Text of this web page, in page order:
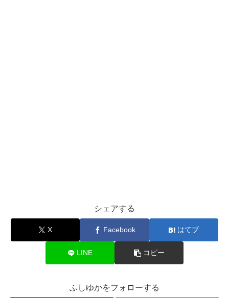
シェアする
X Facebook はてブ
LINE コピー
ふしゆかをフォローする